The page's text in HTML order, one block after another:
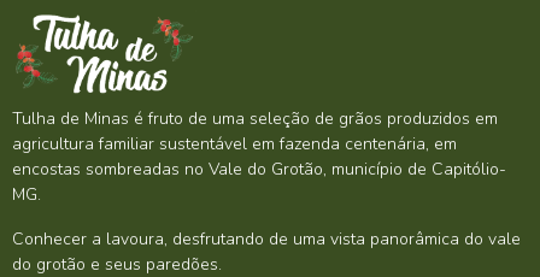
Tulha de Minas é fruto de uma seleção de grãos produzidos em
agricultura familiar sustentável em fazenda centenária, em
encostas sombreadas no Vale do Grotão, município de Capitólio-
MG.
Conhecer a lavoura, desfrutando de uma vista panorâmica do vale
do grotão e seus paredões.